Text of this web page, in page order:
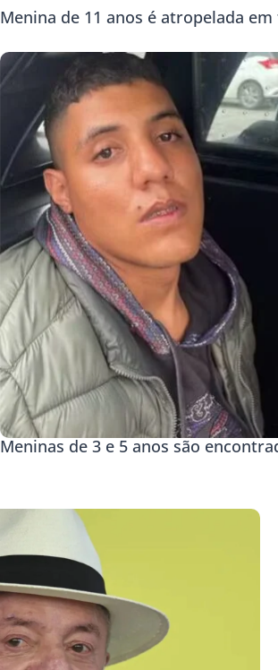
Menina de 11 anos é atropelada
Meninas de 3 e 5 anos são